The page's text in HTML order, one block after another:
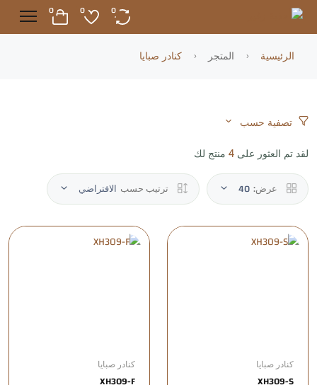
0
0
0
الرئيسية المتجر كنادر صبايا
تصفية حسب
لقد تم العثور على 4 منتج لك
عرض: 40 ترتيب حسب الافتراضي
كنادر صبايا
XH309-S
كنادر صبايا
XH309-F